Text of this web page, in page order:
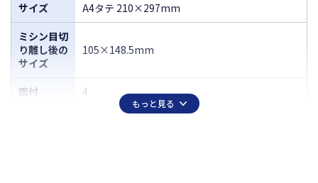
サイズ
A4タテ 210×297mm
ミシン目切
り離し後の
サイズ
105×148.5mm
面付
4
もっと見る